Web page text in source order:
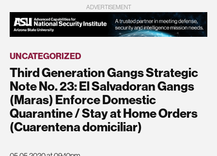
ADVERTISEMENT
UNCATEGORIZED
Third Generation Gangs Strategic
Note No. 23: El Salvadoran Gangs
(Maras) Enforce Domestic
Quarantine / Stay at Home Orders
(Cuarentena domiciliar)